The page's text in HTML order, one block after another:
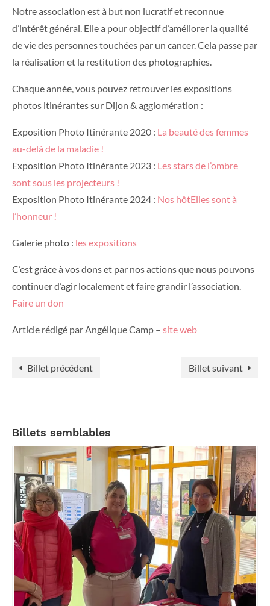
Notre association est à but non lucratif et reconnue
d’intérêt général. Elle a pour objectif d’améliorer la qualité
de vie des personnes touchées par un cancer. Cela passe par
la réalisation et la restitution des photographies.
Chaque année, vous pouvez retrouver les expositions
photos itinérantes sur Dijon & agglomération :
Exposition Photo Itinérante 2020 : La beauté des femmes
au-delà de la maladie !
Exposition Photo Itinérante 2023 : Les stars de l’ombre
sont sous les projecteurs !
Exposition Photo Itinérante 2024 : Nos hôtElles sont à
l’honneur !
Galerie photo : les expositions
C’est grâce à vos dons et par nos actions que nous pouvons
continuer d’agir localement et faire grandir l’association.
Faire un don
Article rédigé par Angélique Camp – site web
Billet précédent Billet suivant
Billets semblables